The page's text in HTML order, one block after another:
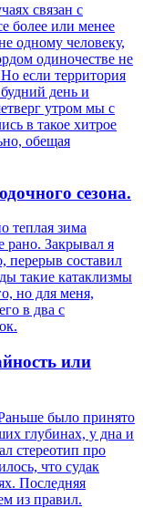
связан с
более или менее
одному человеку,
одиночестве не
если территория
день и
утром мы с
в такое хитрое
обещая
сезона.
теплая зима
рано. Закрывал я
перерыв составил
такие катаклизмы
но для меня,
в два с
или
было принято
глубинах, у дна и
стереотип про
что судак
Последняя
из правил.